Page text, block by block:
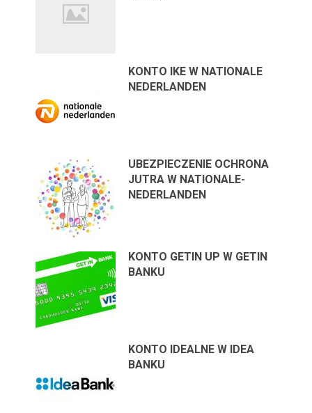
KONTO IKE W NATIONALE
NEDERLANDEN
UBEZPIECZENIE OCHRONA
JUTRA W NATIONALE-
NEDERLANDEN
KONTO GETIN UP W GETIN
BANKU
KONTO IDEALNE W IDEA
BANKU